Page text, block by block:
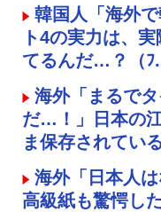
韓国人「海外
ト4の実力は、
てるんだ…？（ﾌ
海外「まるで
だ…！」日本の
ま保存されてい
海外「日本人
高級紙も驚愕し